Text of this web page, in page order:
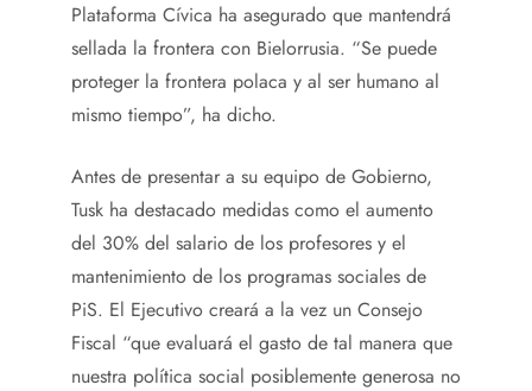
Plataforma Cívica ha asegurado que mantendrá
sellada la frontera con Bielorrusia. “Se puede
proteger la frontera polaca y al ser humano al
mismo tiempo”, ha dicho.
Antes de presentar a su equipo de Gobierno,
Tusk ha destacado medidas como el aumento
del 30% del salario de los profesores y el
mantenimiento de los programas sociales de
PiS. El Ejecutivo creará a la vez un Consejo
Fiscal “que evaluará el gasto de tal manera que
nuestra política social posiblemente generosa no